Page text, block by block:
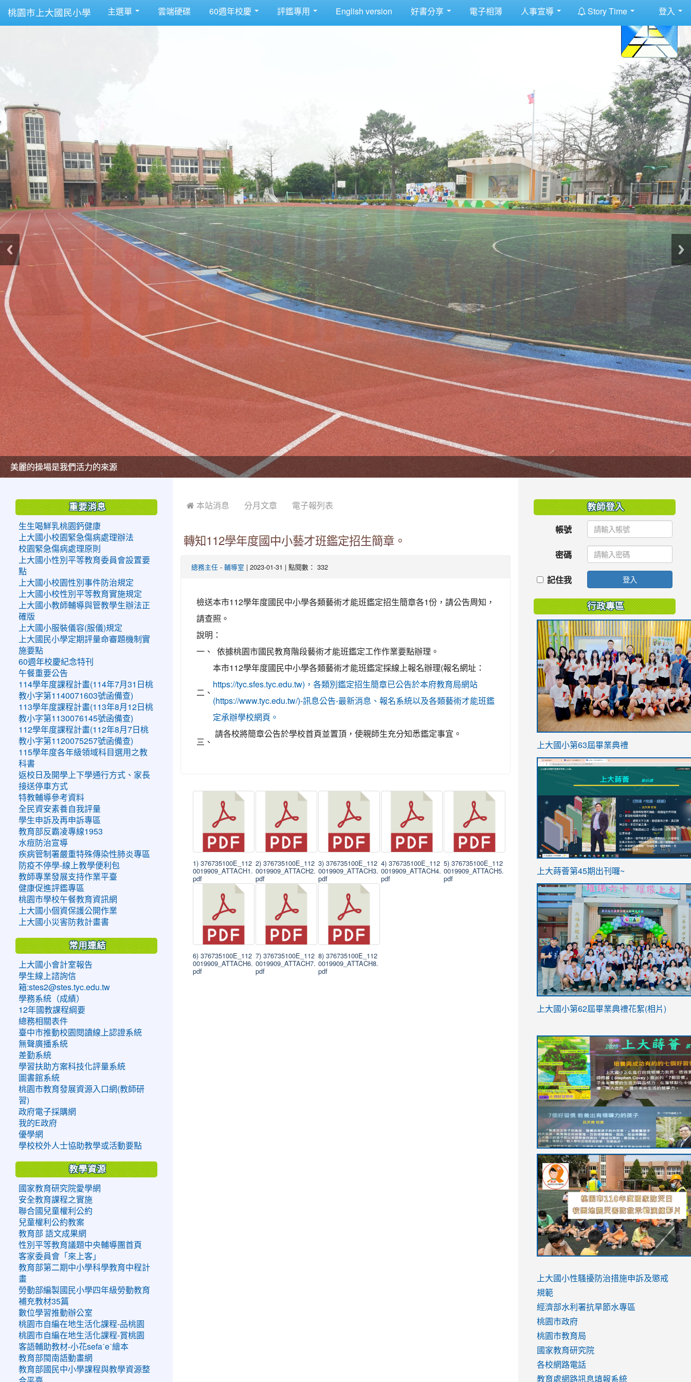
桃園市上大國民小學 主選單 雲端硬碟 60週年校慶 評鑑專用 English version 好書分享 電子相簿 人事宣導 Story Time 登入
美麗的操場是我們活力的來源
美麗的操場是我們活力的來源
煥然一新的小司令台
煥然一新的小司令台
富含桃園埤塘田園風光意象的中廊
富含桃園埤塘田園風光意象的中廊
嶄新的中庭廣場
嶄新的中庭廣場
水生池生生不息
水生池生生不息
 本站消息 分月文章 電子報列表
轉知112學年度國中小藝才班鑑定招生簡章。
總務主任 - 輔導室 | 2023-01-31 | 點閱數： 332
檢送本市112學年度國民中小學各類藝術才能班鑑定招生簡章各1份，請公告周知，
請查照。
說明：
一、
依據桃園市國民教育階段藝術才能班鑑定工作作業要點辦理。
二、
本市112學年度國民中小學各類藝術才能班鑑定採線上報名辦理(報名網址：
https://tyc.sfes.tyc.edu.tw)，各類別鑑定招生簡章已公告於本府教育局網站
(https://www.tyc.edu.tw/)-訊息公告-最新消息、報名系統以及各類藝術才能班鑑
定承辦學校網頁。
三、
請各校將簡章公告於學校首頁並置頂，使親師生充分知悉鑑定事宜。
1) 376735100E_112
0019909_ATTACH1.
pdf
2) 376735100E_112
0019909_ATTACH2.
pdf
3) 376735100E_112
0019909_ATTACH3.
pdf
4) 376735100E_112
0019909_ATTACH4.
pdf
5) 376735100E_112
0019909_ATTACH5.
pdf
6) 376735100E_112
0019909_ATTACH6.
pdf
7) 376735100E_112
0019909_ATTACH7.
pdf
8) 376735100E_112
0019909_ATTACH8.
pdf
重要消息
生生喝鮮乳桃園鈣健康
上大國小校園緊急傷病處理辦法
校園緊急傷病處理原則
上大國小性別平等教育委員會設置要
點
上大國小校園性別事件防治規定
上大國小校性別平等教育實施規定
上大國小教師輔導與管教學生辦法正
確版
上大國小服裝儀容(服儀)規定
上大國民小學定期評量命審題機制實
施要點
60週年校慶紀念特刊
午餐重要公告
114學年度課程計畫(114年7月31日桃
教小字第1140071603號函備查)
113學年度課程計畫(113年8月12日桃
教小字第1130076145號函備查)
112學年度課程計畫(112年8月7日桃
教小字第1120075257號函備查)
115學年度各年級領域科目選用之教
科書
返校日及開學上下學通行方式、家長
接送停車方式
特教輔導參考資料
全民資安素養自我評量
學生申訴及再申訴專區
教育部反霸凌專線1953
水痘防治宣導
疾病管制署嚴重特殊傳染性肺炎專區
防疫不停學-線上教學便利包
教師專業發展支持作業平臺
健康促進評鑑專區
桃園市學校午餐教育資訊網
上大國小個資保護公開作業
上大國小災害防救計畫書
常用連結
上大國小會計室報告
學生線上諮詢信
箱:stes2@stes.tyc.edu.tw
學務系統（成績）
12年國教課程綱要
總務相關表件
臺中市推動校園閱讀線上認證系統
無聲廣播系統
差勤系統
學習扶助方案科技化評量系統
圖書館系統
桃園市教育發展資源入口網(教師研
習)
政府電子採購網
我的E政府
優學網
學校校外人士協助教學或活動要點
教學資源
國家教育研究院愛學網
安全教育課程之實施
聯合國兒童權利公約
兒童權利公約教案
教育部 語文成果網
性別平等教育議題中央輔導團首頁
客家委員會「來上客」
教育部第二期中小學科學教育中程計
畫
勞動部編製國民小學四年級勞動教育
補充教材35篇
數位學習推動辦公室
桃園市自編在地生活化課程-品桃園
桃園市自編在地生活化課程-賞桃園
客語輔助教材-小花sefaˊeˋ繪本
教育部閩南語動畫網
教育部國民中小學課程與教學資源整
教師登入
帳號
密碼
記住我 登入
行政專區
link
https://sites.google.com/stes.tyc.edu.tw/
上大國小第63屆畢業典禮
link
ink
https://sites.google.com/stes.tyc.edu.tw/
link
https://sites.google.com/stes.tyc.edu.tw/
上大蒔薈第45期出刊囉~
link
YfDQppRvyMk686kIw6SBbssEIZ6WnT/
usp=sharing
上大國小第62屆畢業典禮花絮(相片)
to
https://drive.google.com/file/d/1I-
YfDQppRvyMk686kIw6SBbssEIZ6WnT/
usp=sharing
to
https://sites.google.com/stes.tyc.edu.tw/
link
to
https://sites.google.com/stes.tyc.edu.tw/
link
to
https://drive.google.com/file/d/
usp=sharing
link
to
https://youtu.be/jJOMVWY3-
8M
link
to
https://drive.google.com/file/d/
usp=sharing
to
https://www.youtube.com/watch?
v=hC_gdZndU9s
to
https://www.youtube.com/watch?
v=hC_gdZndU9s
link
to
https://www.youtube.com/watch?
v=mfpNykQ0g4M
上大國小性騷擾防治措施申訴及懲戒
規範
經濟部水利署抗旱節水專區
桃園市政府
桃園市教育局
國家教育研究院
各校網路電話
教育處網路訊息填報系統